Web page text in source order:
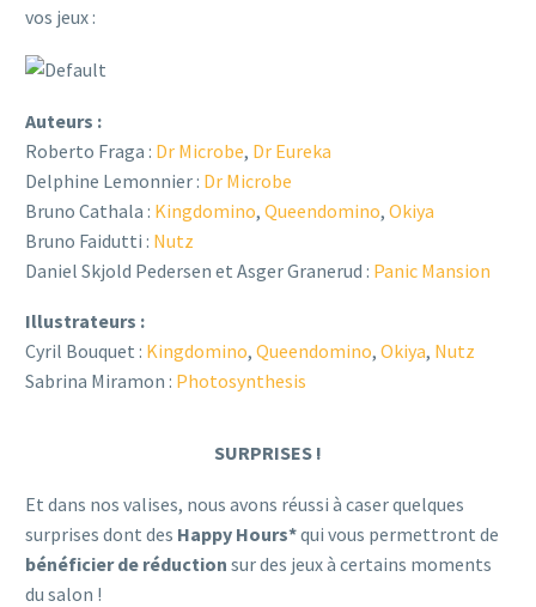
vos jeux :
Auteurs :
Roberto Fraga : Dr Microbe, Dr Eureka
Delphine Lemonnier : Dr Microbe
Bruno Cathala : Kingdomino, Queendomino, Okiya
Bruno Faidutti : Nutz
Daniel Skjold Pedersen et Asger Granerud : Panic Mansion
Illustrateurs :
Cyril Bouquet : Kingdomino, Queendomino, Okiya, Nutz
Sabrina Miramon : Photosynthesis
SURPRISES !
Et dans nos valises, nous avons réussi à caser quelques
surprises dont des Happy Hours*qui vous permettront de
bénéficier de réduction sur des jeux à certains moments
du salon !